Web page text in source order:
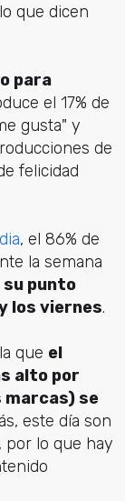
que dicen
para
el 17% de
gusta" y
de
felicidad
, el 86% de
la semana
punto
los viernes.
que el
alto por
marcas) se
este día son
por lo que hay